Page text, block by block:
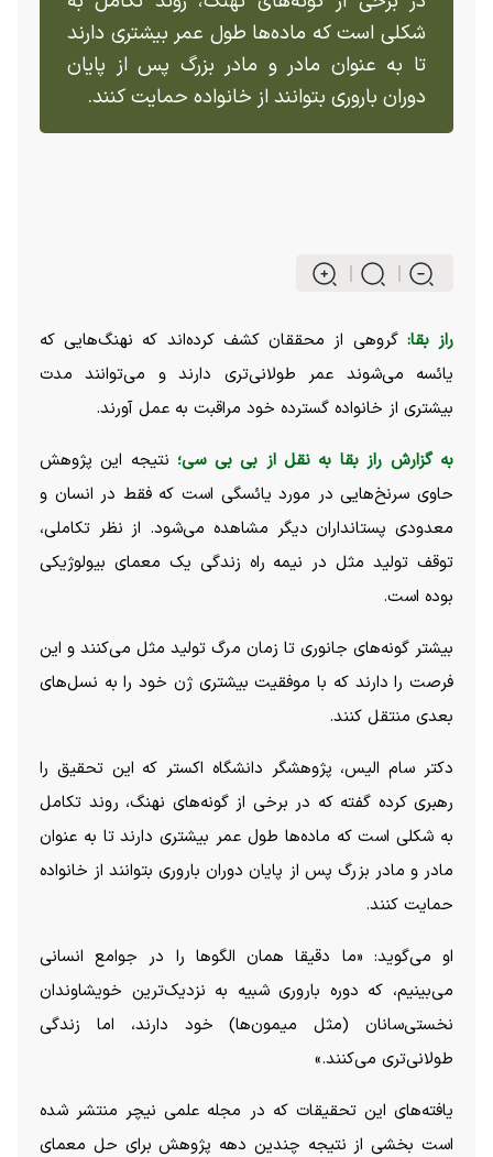
شکلی است که ماده‌ها طول عمر بیشتری دارند
تا به عنوان مادر و مادر بزرگ پس از پایان
دوران باروری بتوانند از خانواده حمایت کنند.
راز بقا: گروهی از محققان کشف کرده‌اند که نهنگ‌هایی که
یائسه می‌شوند عمر طولانی‌تری دارند و می‌توانند مدت
بیشتری از خانواده گسترده خود مراقبت به عمل آورند.
به گزارش راز بقا به نقل از بی بی سی؛ نتیجه این پژوهش
حاوی سرنخ‌هایی در مورد یائسگی است که فقط در انسان و
معدودی پستانداران دیگر مشاهده می‌شود. از نظر تکاملی،
توقف تولید مثل در نیمه راه زندگی یک معمای بیولوژیکی
بوده است.
بیشتر گونه‌های جانوری تا زمان مرگ تولید مثل می‌کنند و این
فرصت را دارند که با موفقیت بیشتری ژن خود را به نسل‌های
بعدی منتقل کنند.
دکتر سام الیس، پژوهشگر دانشگاه اکستر که این تحقیق را
رهبری کرده گفته که در برخی از گونه‌های نهنگ، روند تکامل
به شکلی است که ماده‌ها طول عمر بیشتری دارند تا به عنوان
مادر و مادر بزرگ پس از پایان دوران باروری بتوانند از خانواده
حمایت کنند.
او می‌گوید: «ما دقیقا همان الگو‌ها را در جوامع انسانی
می‌بینیم، که دوره باروری شبیه به نزدیک‌ترین خویشاوندان
نخستی‌سانان (مثل میمون‌ها) خود دارند، اما زندگی
طولانی‌تری می‌کنند.»
یافته‌های این تحقیقات که در مجله علمی نیچر منتشر شده
است بخشی از نتیجه چندین دهه پژوهش برای حل معمای